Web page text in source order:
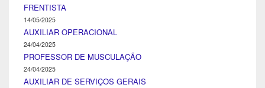
FRENTISTA
14/05/2025
AUXILIAR OPERACIONAL
24/04/2025
PROFESSOR DE MUSCULAÇÃO
24/04/2025
AUXILIAR DE SERVIÇOS GERAIS